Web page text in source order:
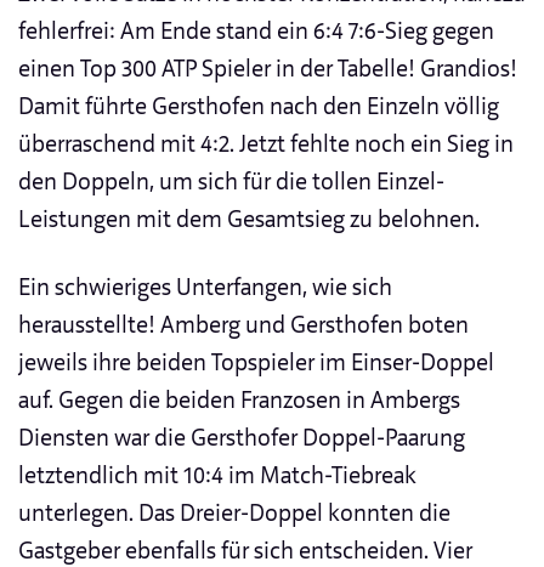
fehlerfrei: Am Ende stand ein 6:4 7:6-Sieg gegen
einen Top 300 ATP Spieler in der Tabelle! Grandios!
Damit führte Gersthofen nach den Einzeln völlig
überraschend mit 4:2. Jetzt fehlte noch ein Sieg in
den Doppeln, um sich für die tollen Einzel-
Leistungen mit dem Gesamtsieg zu belohnen.
Ein schwieriges Unterfangen, wie sich
herausstellte! Amberg und Gersthofen boten
jeweils ihre beiden Topspieler im Einser-Doppel
auf. Gegen die beiden Franzosen in Ambergs
Diensten war die Gersthofer Doppel-Paarung
letztendlich mit 10:4 im Match-Tiebreak
unterlegen. Das Dreier-Doppel konnten die
Gastgeber ebenfalls für sich entscheiden. Vier